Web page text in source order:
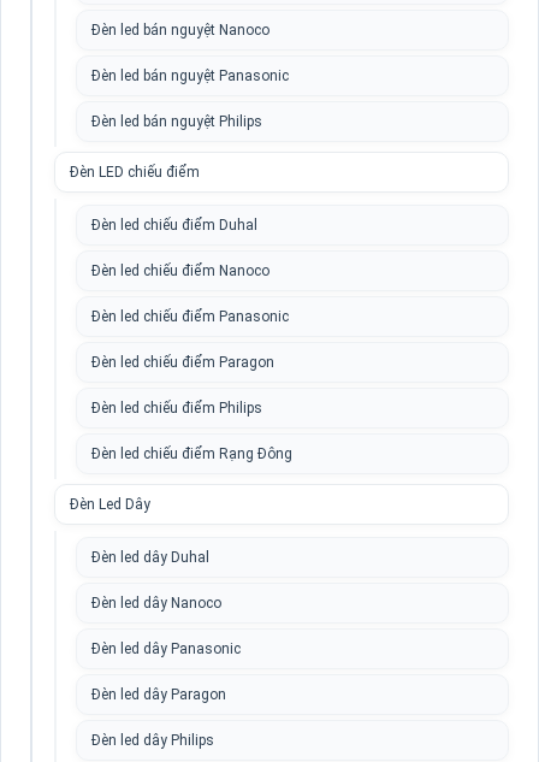
Đèn led bán nguyệt Nanoco
Đèn led bán nguyệt Panasonic
Đèn led bán nguyệt Philips
Đèn LED chiếu điểm
Đèn led chiếu điểm Duhal
Đèn led chiếu điểm Nanoco
Đèn led chiếu điểm Panasonic
Đèn led chiếu điểm Paragon
Đèn led chiếu điểm Philips
Đèn led chiếu điểm Rạng Đông
Đèn Led Dây
Đèn led dây Duhal
Đèn led dây Nanoco
Đèn led dây Panasonic
Đèn led dây Paragon
Đèn led dây Philips